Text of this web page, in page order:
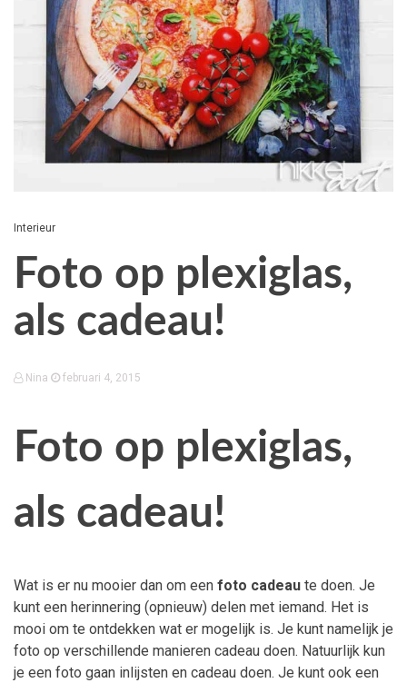
Interieur
Foto op plexiglas,
als cadeau!
Nina februari 4, 2015
Foto op plexiglas,
als cadeau!
Wat is er nu mooier dan om een foto cadeau te doen. Je
kunt een herinnering (opnieuw) delen met iemand. Het is
mooi om te ontdekken wat er mogelijk is. Je kunt namelijk je
foto op verschillende manieren cadeau doen. Natuurlijk kun
je een foto gaan inlijsten en cadeau doen. Je kunt ook een